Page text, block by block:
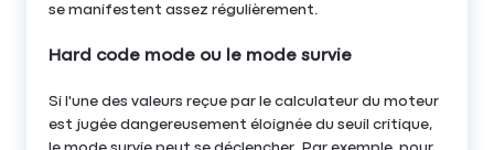
se manifestent assez régulièrement.
Hard code mode ou le mode survie
Si l'une des valeurs reçue par le calculateur du moteur
est jugée dangereusement éloignée du seuil critique,